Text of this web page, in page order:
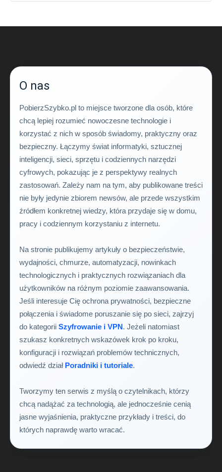
O nas
PobierzSzybko.pl to miejsce tworzone dla osób, które
chcą lepiej rozumieć nowoczesne technologie i
korzystać z nich w sposób świadomy, praktyczny oraz
bezpieczny. Łączymy świat informatyki, sztucznej
inteligencji, sieci, sprzętu i codziennych narzędzi
cyfrowych, pokazując je z perspektywy realnych
zastosowań. Zależy nam na tym, aby publikowane treści
nie były jedynie zbiorem newsów, ale przede wszystkim
źródłem konkretnej wiedzy, która przydaje się w domu,
pracy i codziennym korzystaniu z internetu.
Na stronie publikujemy artykuły o bezpieczeństwie,
wydajności, chmurze, automatyzacji, nowinkach
technologicznych i praktycznych rozwiązaniach dla
użytkowników na różnym poziomie zaawansowania.
Jeśli interesuje Cię ochrona prywatności, bezpieczne
połączenia i świadome poruszanie się po sieci, zajrzyj
do kategorii Szyfrowanie i VPN. Jeżeli natomiast
szukasz konkretnych wskazówek krok po kroku,
konfiguracji i rozwiązań problemów technicznych,
odwiedź dział Poradniki i tutoriale.
Tworzymy ten serwis z myślą o czytelnikach, którzy
chcą nadążać za technologią, ale jednocześnie cenią
jasne wyjaśnienia, praktyczne przykłady i treści, do
których naprawdę warto wracać.